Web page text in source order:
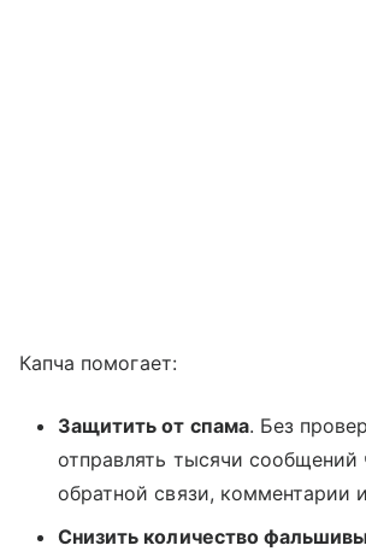
Капча помогает:
Защитить от спама. Без
отправлять тысячи
обратной связи, комментарии
Снизить количество